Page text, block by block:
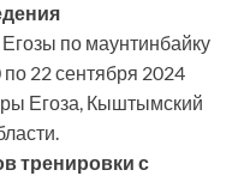
по маунтинбайку
22 сентября 2024
Егоза, Кыштымский
тренировки с